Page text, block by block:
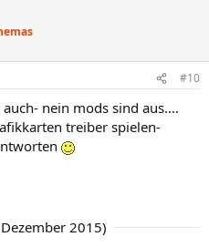
#10
nein mods sind aus....
treiber spielen-
2015)